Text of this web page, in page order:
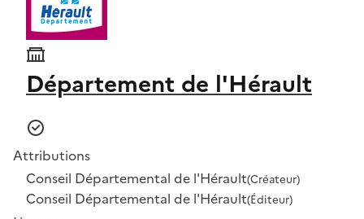
Département de l'Hérault
Attributions
Conseil Départemental de l'Hérault(Créateur)
Conseil Départemental de l'Hérault(Éditeur)